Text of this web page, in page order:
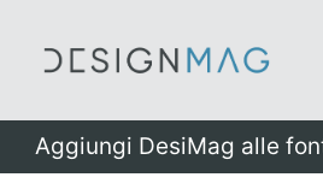
Aggiungi DesiMag alle